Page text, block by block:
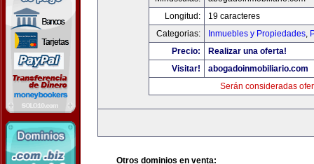
Longitud:
19 caracteres
Categorias:
Inmuebles y Propiedades,
Precio:
Realizar una oferta!
Visitar!
abogadoinmobiliario.com
Serán consideradas
Otros dominios en venta: